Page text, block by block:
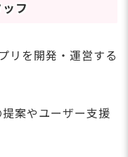
フ
リを開発・運営する
案やユーザー支援